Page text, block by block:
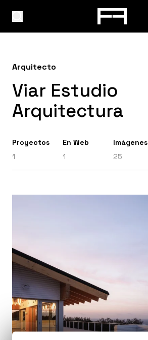
Arquitecto
Viar Estudio
Arquitectura
Proyectos
1
En Web
1
Imágenes
25